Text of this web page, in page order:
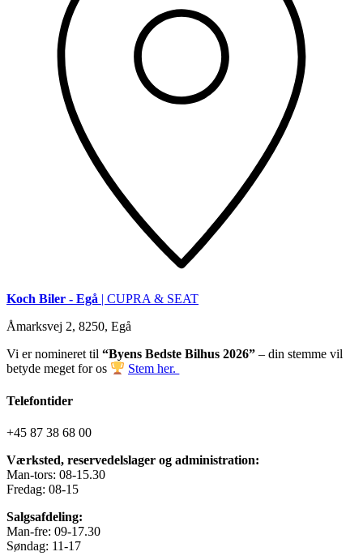
Koch Biler - Egå | CUPRA & SEAT
Åmarksvej 2, 8250, Egå
Vi er nomineret til “Byens Bedste Bilhus 2026” – din stemme vil
betyde meget for os
Stem her.
Telefontider
+45 87 38 68 00
Værksted, reservedelslager og administration:
Man-tors: 08-15.30
Fredag: 08-15
Salgsafdeling:
Man-fre: 09-17.30
Søndag: 11-17